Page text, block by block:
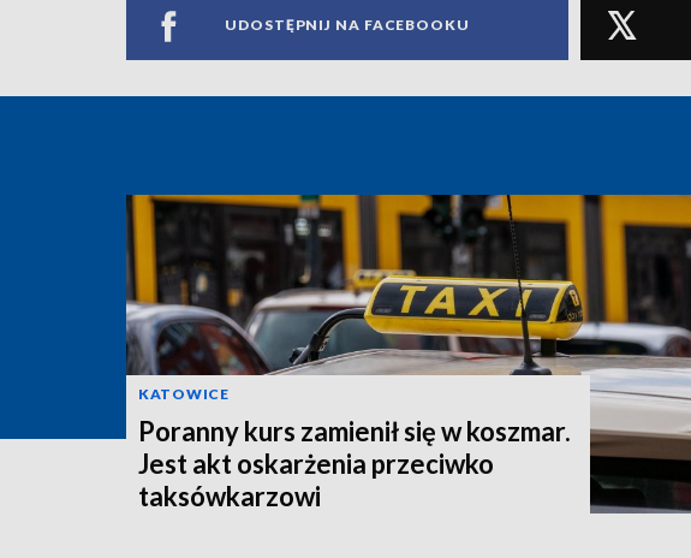
UDOSTĘPNIJ NA FACEBOOKU
KATOWICE
Poranny kurs zamienił się w koszmar.
Jest akt oskarżenia przeciwko
taksówkarzowi